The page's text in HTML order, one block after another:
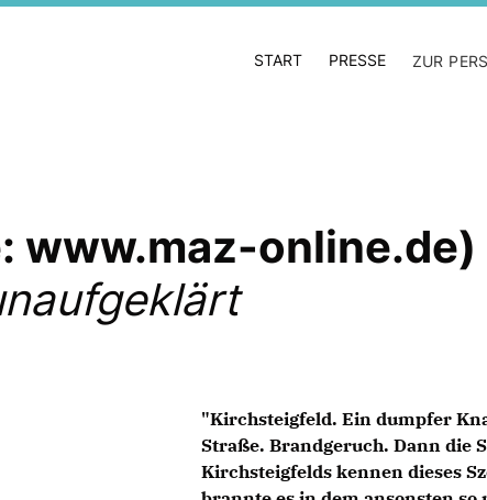
START PRESSE ZUR
www.maz-online.de)
"Kirchsteigfeld. Ein dumpfer
Straße. Brandgeruch. Dann die
Kirchsteigfelds kennen dieses